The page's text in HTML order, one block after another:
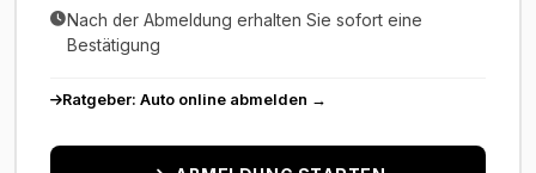
Nach der Abmeldung erhalten Sie sofort eine
Bestätigung
Ratgeber: Auto online abmelden →